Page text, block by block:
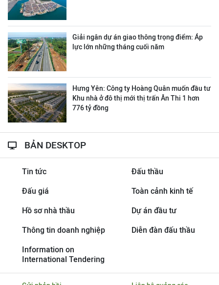
Giải ngân dự án giao thông trọng điểm: Áp
lực lớn những tháng cuối năm
Hưng Yên: Công ty Hoàng Quân muốn đầu tư
Khu nhà ở đô thị mới thị trấn Ân Thi 1 hơn
776 tỷ đồng
BẢN DESKTOP
Tin tức Đấu thầu
Đấu giá Toàn cảnh kinh tế
Hồ sơ nhà thầu Dự án đầu tư
Thông tin doanh nghiệp Diễn đàn đấu thầu
Information on
International Tendering